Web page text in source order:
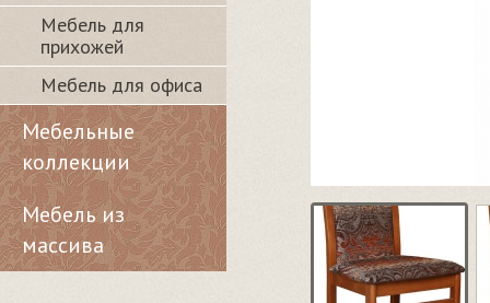
Мебель для
прихожей
Мебель для офиса
Мебельные
коллекции
Мебель из
массива